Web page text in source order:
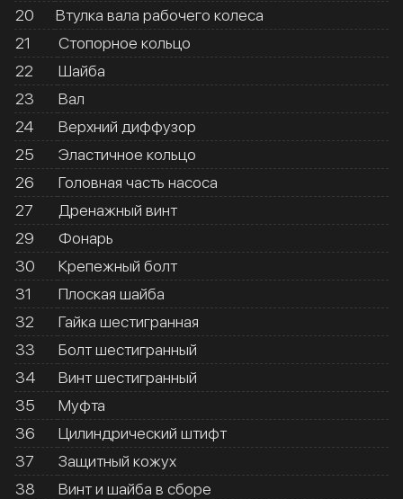
20
Втулка вала рабочего колеса
21
Стопорное кольцо
22
Шайба
23
Вал
24
Верхний диффузор
25
Эластичное кольцо
26
Головная часть насоса
27
Дренажный винт
29
Фонарь
30
Крепежный болт
31
Плоская шайба
32
Гайка шестигранная
33
Болт шестигранный
34
Винт шестигранный
35
Муфта
36
Цилиндрический штифт
37
Защитный кожух
38
Винт и шайба в сборе